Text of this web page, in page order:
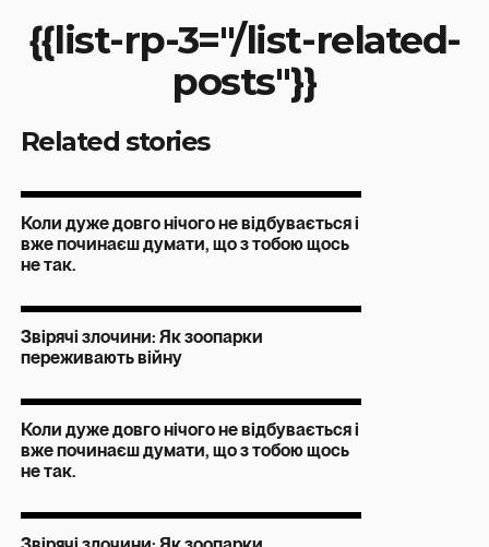
{{list-rp-3="/list-related-
posts"}}
Related stories
Коли дуже довго нічого не відбувається і
вже починаєш думати, що з тобою щось
не так.
Звірячі злочини: Як зоопарки
переживають війну
Коли дуже довго нічого не відбувається і
вже починаєш думати, що з тобою щось
не так.